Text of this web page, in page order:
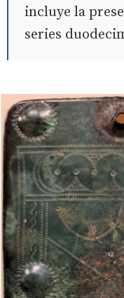
incluye la
series